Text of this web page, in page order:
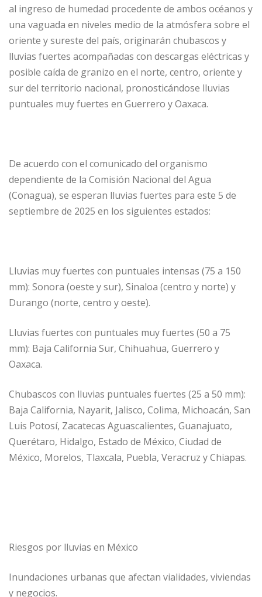
al ingreso de humedad procedente de ambos océanos y
una vaguada en niveles medio de la atmósfera sobre el
oriente y sureste del país, originarán chubascos y
lluvias fuertes acompañadas con descargas eléctricas y
posible caída de granizo en el norte, centro, oriente y
sur del territorio nacional, pronosticándose lluvias
puntuales muy fuertes en Guerrero y Oaxaca.
De acuerdo con el comunicado del organismo
dependiente de la Comisión Nacional del Agua
(Conagua), se esperan lluvias fuertes para este 5 de
septiembre de 2025 en los siguientes estados:
Lluvias muy fuertes con puntuales intensas (75 a 150
mm): Sonora (oeste y sur), Sinaloa (centro y norte) y
Durango (norte, centro y oeste).
Lluvias fuertes con puntuales muy fuertes (50 a 75
mm): Baja California Sur, Chihuahua, Guerrero y
Oaxaca.
Chubascos con lluvias puntuales fuertes (25 a 50 mm):
Baja California, Nayarit, Jalisco, Colima, Michoacán, San
Luis Potosí, Zacatecas Aguascalientes, Guanajuato,
Querétaro, Hidalgo, Estado de México, Ciudad de
México, Morelos, Tlaxcala, Puebla, Veracruz y Chiapas.
Riesgos por lluvias en México
Inundaciones urbanas que afectan vialidades, viviendas
y negocios.